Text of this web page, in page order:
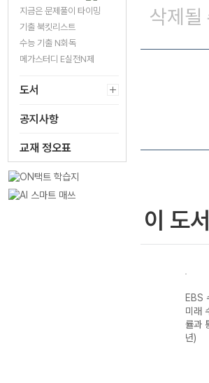
지금은 문제풀이 타이밍
기출 북킷리스트
수능 기출 N회독
메가스터디 E실전N제
도서
공지사항
교재 정오표
삭제될
이 도
EBS
미래
률과
년)